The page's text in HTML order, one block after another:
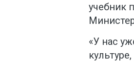
учебник
«У нас